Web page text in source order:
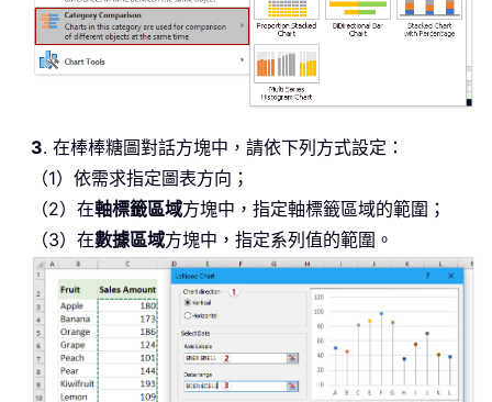
3. 在棒棒糖圖對話方塊中，請依下列方式設定：
（1）依需求指定圖表方向；
（2）在軸標籤區域方塊中，指定軸標籤區域的範圍；
（3）在數據區域方塊中，指定系列值的範圍。